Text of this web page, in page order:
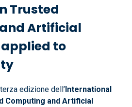
Trusted
Artificial
to
edizione dell’International
Computing and Artificial